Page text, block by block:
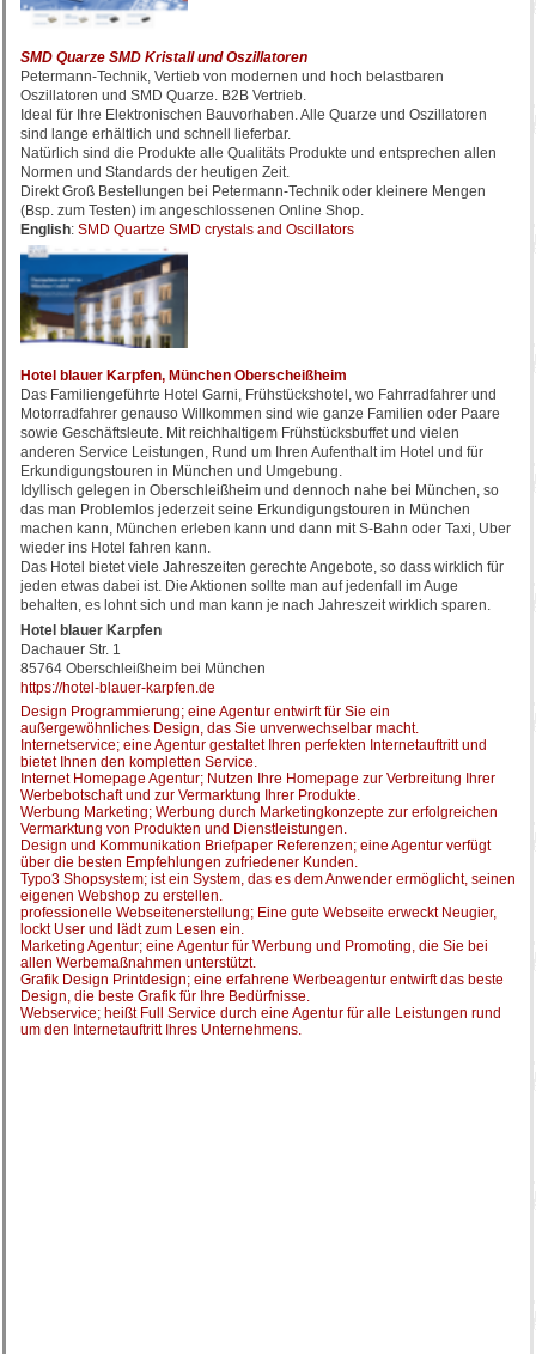
SMD Quarze SMD Kristall und Oszillatoren
Petermann-Technik, Vertieb von modernen und hoch belastbaren
Oszillatoren und SMD Quarze. B2B Vertrieb.
Ideal für Ihre Elektronischen Bauvorhaben. Alle Quarze und Oszillatoren
sind lange erhältlich und schnell lieferbar.
Natürlich sind die Produkte alle Qualitäts Produkte und entsprechen allen
Normen und Standards der heutigen Zeit.
Direkt Groß Bestellungen bei Petermann-Technik oder kleinere Mengen
(Bsp. zum Testen) im angeschlossenen Online Shop.
English: SMD Quartze SMD crystals and Oscillators
Hotel blauer Karpfen, München Oberscheißheim
Das Familiengeführte Hotel Garni, Frühstückshotel, wo Fahrradfahrer und
Motorradfahrer genauso Willkommen sind wie ganze Familien oder Paare
sowie Geschäftsleute. Mit reichhaltigem Frühstücksbuffet und vielen
anderen Service Leistungen, Rund um Ihren Aufenthalt im Hotel und für
Erkundigungstouren in München und Umgebung.
Idyllisch gelegen in Oberschleißheim und dennoch nahe bei München, so
das man Problemlos jederzeit seine Erkundigungstouren in München
machen kann, München erleben kann und dann mit S-Bahn oder Taxi, Uber
wieder ins Hotel fahren kann.
Das Hotel bietet viele Jahreszeiten gerechte Angebote, so dass wirklich für
jeden etwas dabei ist. Die Aktionen sollte man auf jedenfall im Auge
behalten, es lohnt sich und man kann je nach Jahreszeit wirklich sparen.
Hotel blauer Karpfen
Dachauer Str. 1
85764 Oberschleißheim bei München
https://hotel-blauer-karpfen.de
Design Programmierung; eine Agentur entwirft für Sie ein
außergewöhnliches Design, das Sie unverwechselbar macht.
Internetservice; eine Agentur gestaltet Ihren perfekten Internetauftritt und
bietet Ihnen den kompletten Service.
Internet Homepage Agentur; Nutzen Ihre Homepage zur Verbreitung Ihrer
Werbebotschaft und zur Vermarktung Ihrer Produkte.
Werbung Marketing; Werbung durch Marketingkonzepte zur erfolgreichen
Vermarktung von Produkten und Dienstleistungen.
Design und Kommunikation Briefpaper Referenzen; eine Agentur verfügt
über die besten Empfehlungen zufriedener Kunden.
Typo3 Shopsystem; ist ein System, das es dem Anwender ermöglicht, seinen
eigenen Webshop zu erstellen.
professionelle Webseitenerstellung; Eine gute Webseite erweckt Neugier,
lockt User und lädt zum Lesen ein.
Marketing Agentur; eine Agentur für Werbung und Promoting, die Sie bei
allen Werbemaßnahmen unterstützt.
Grafik Design Printdesign; eine erfahrene Werbeagentur entwirft das beste
Design, die beste Grafik für Ihre Bedürfnisse.
Webservice; heißt Full Service durch eine Agentur für alle Leistungen rund
um den Internetauftritt Ihres Unternehmens.